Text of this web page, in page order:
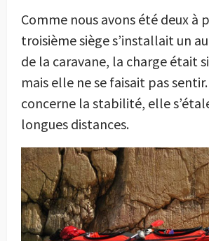
Comme nous avons été deux à
troisième siège s’installait un
de la caravane, la charge était
mais elle ne se faisait pas
concerne la stabilité, elle
longues distances.